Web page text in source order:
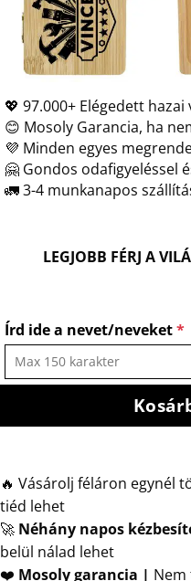
💖 97.000+ Elégedett hazai
😊 Mosoly Garancia, ha
💜 Minden egyes
🤗 Gondos odafigyeléssel
🚛 3-4 munkanapos
LEGJOBB FÉRJ A
Írd ide a nevet/neveket*
🔥 Vásárolj féláron egynél
tiéd lehet
🚀 Néhány napos
belül nálad lehet
❤️ Mosoly garancia | Nem